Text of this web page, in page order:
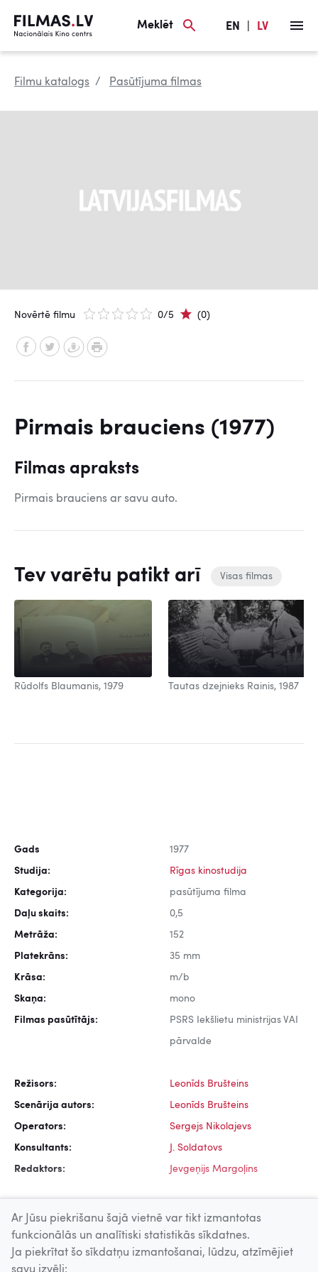
Meklēt EN LV
Filmu katalogs Pasūtījuma filmas
Novērtē filmu 0/5 (0)
Pirmais brauciens (1977)
Filmas apraksts
Pirmais brauciens ar savu auto.
Tev varētu patikt arī Visas filmas
Rūdolfs Blaumanis, 1979 Tautas dzejnieks Rainis, 1987
Gads 1977
Studija: Rīgas kinostudija
Kategorija: pasūtījuma filma
Daļu skaits: 0,5
Metrāža: 152
Platekrāns: 35 mm
Krāsa: m/b
Skaņa: mono
Filmas pasūtītājs: PSRS Iekšlietu ministrijas VAI
pārvalde
Režisors: Leonīds Brušteins
Scenārija autors: Leonīds Brušteins
Operators: Sergejs Nikolajevs
Konsultants: J. Soldatovs
Redaktors: Jevgeņijs Margoļins
Uz augšu
Ar Jūsu piekrišanu šajā vietnē var tikt izmantotas
funkcionālās un analītiski statistikās sīkdatnes.
Ja piekrītat šo sīkdatņu izmantošanai, lūdzu, atzīmējiet